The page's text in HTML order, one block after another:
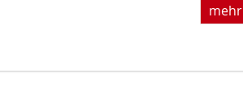
mehr